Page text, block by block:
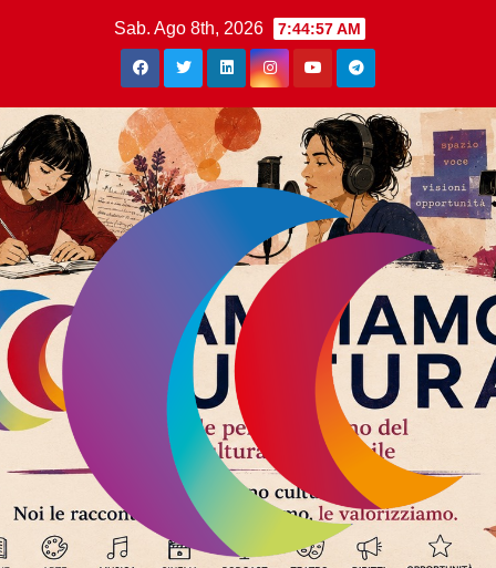
Sab. Ago 8th, 2026 7:44:57 AM